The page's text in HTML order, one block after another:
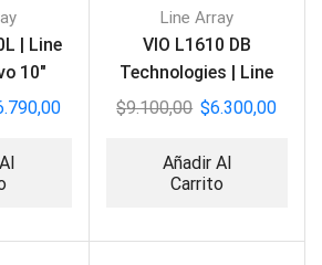
| Line
10″
Line Array
VIO L1610 DB
Technologies | Line
Array Activo
$9.100,00 $6.300,00
Añadir Al
Carrito